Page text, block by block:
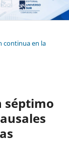
continua en la
séptimo